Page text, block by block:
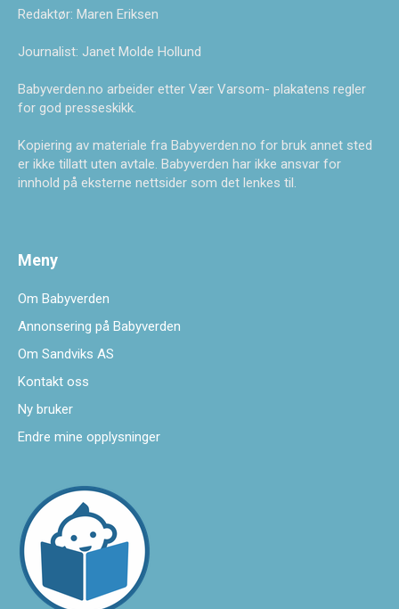
Redaktør: Maren Eriksen
Journalist: Janet Molde Hollund
Babyverden.no arbeider etter Vær Varsom- plakatens regler
for god presseskikk.
Kopiering av materiale fra Babyverden.no for bruk annet sted
er ikke tillatt uten avtale. Babyverden har ikke ansvar for
innhold på eksterne nettsider som det lenkes til.
Meny
Om Babyverden
Annonsering på Babyverden
Om Sandviks AS
Kontakt oss
Ny bruker
Endre mine opplysninger